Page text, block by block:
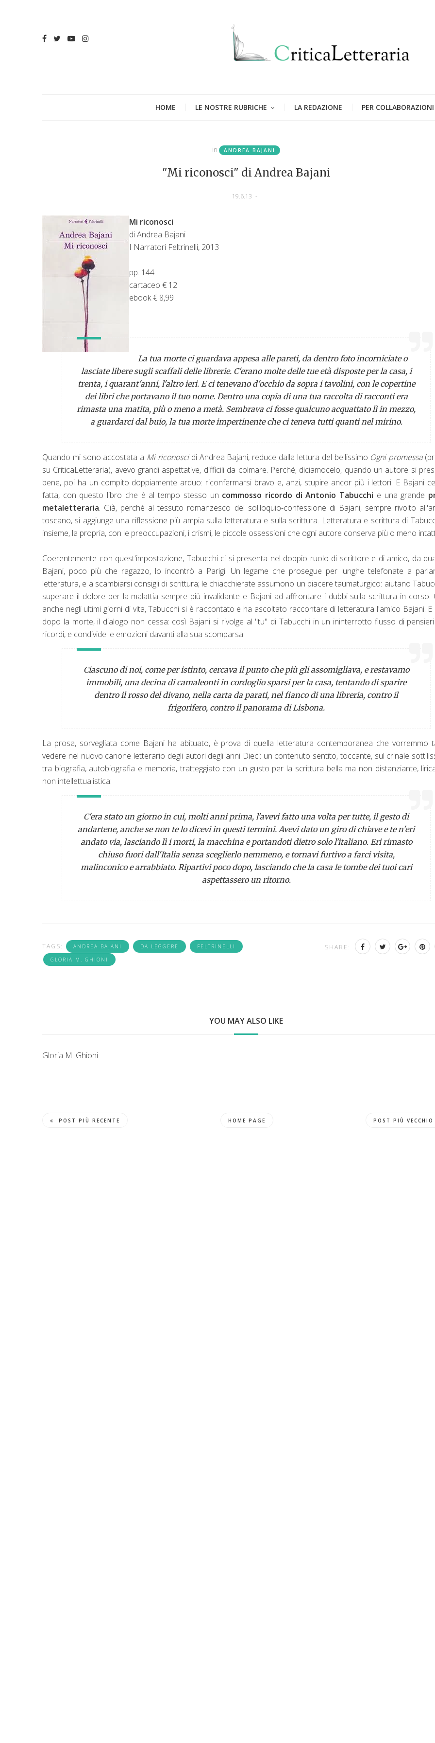
HOME LE NOSTRE RUBRICHE LA REDAZIONE PER COLLABORAZIONI
in ANDREA BAJANI
"Mi riconosci" di Andrea Bajani
19.6.13 -
Mi riconosci
di Andrea Bajani
I Narratori Feltrinelli, 2013
pp. 144
cartaceo € 12
ebook € 8,99
La tua morte ci guardava appesa alle pareti, da dentro foto incorniciate o
lasciate libere sugli scaffali delle librerie. C'erano molte delle tue età disposte per la casa, i
trenta, i quarant'anni, l'altro ieri. E ci tenevano d'occhio da sopra i tavolini, con le copertine
dei libri che portavano il tuo nome. Dentro una copia di una tua raccolta di racconti era
rimasta una matita, più o meno a metà. Sembrava ci fosse qualcuno acquattato lì in mezzo,
a guardarci dal buio, la tua morte impertinente che ci teneva tutti quanti nel mirino.
Quando mi sono accostata a Mi riconoscidi Andrea Bajani, reduce dalla lettura del bellissimo Ogni promessa
su CriticaLetteraria), avevo grandi aspettative, difficili da colmare. Perché, diciamocelo, quando un autore si
bene, poi ha un compito doppiamente arduo: riconfermarsi bravo e, anzi, stupire ancor più i lettori. E Bajani
fatta, con questo libro che è al tempo stesso un commosso ricordo di Antonio Tabucchi e una grande
metaletteraria. Già, perché al tessuto romanzesco del soliloquio-confessione di Bajani, sempre rivolto
toscano, si aggiunge una riflessione più ampia sulla letteratura e sulla scrittura. Letteratura e scrittura di
insieme, la propria, con le preoccupazioni, i crismi, le piccole ossessioni che ogni autore conserva più o meno
Coerentemente con quest'impostazione, Tabucchi ci si presenta nel doppio ruolo di scrittore e di amico, da
Bajani, poco più che ragazzo, lo incontrò a Parigi. Un legame che prosegue per lunghe telefonate a
letteratura, e a scambiarsi consigli di scrittura; le chiacchierate assumono un piacere taumaturgico: aiutano
superare il dolore per la malattia sempre più invalidante e Bajani ad affrontare i dubbi sulla scrittura in corso.
anche negli ultimi giorni di vita, Tabucchi si è raccontato e ha ascoltato raccontare di letteratura l'amico Bajani. E
dopo la morte, il dialogo non cessa: così Bajani si rivolge al "tu" di Tabucchi in un ininterrotto flusso di
ricordi, e condivide le emozioni davanti alla sua scomparsa:
Ciascuno di noi, come per istinto, cercava il punto che più gli assomigliava, e restavamo
immobili, una decina di camaleonti in cordoglio sparsi per la casa, tentando di sparire
dentro il rosso del divano, nella carta da parati, nel fianco di una libreria, contro il
frigorifero, contro il panorama di Lisbona.
La prosa, sorvegliata come Bajani ha abituato, è prova di quella letteratura contemporanea che vorremmo
vedere nel nuovo canone letterario degli autori degli anni Dieci: un contenuto sentito, toccante, sul crinale
tra biografia, autobiografia e memoria, tratteggiato con un gusto per la scrittura bella ma non distanziante,
non intellettualistica:
C'era stato un giorno in cui, molti anni prima, l'avevi fatto una volta per tutte, il gesto di
andartene, anche se non te lo dicevi in questi termini. Avevi dato un giro di chiave e te n'eri
andato via, lasciando lì i morti, la macchina e portandoti dietro solo l'italiano. Eri rimasto
chiuso fuori dall'Italia senza sceglierlo nemmeno, e tornavi furtivo a farci visita,
malinconico e arrabbiato. Ripartivi poco dopo, lasciando che la casa le tombe dei tuoi cari
aspettassero un ritorno.
TAGS: ANDREA BAJANI DA LEGGERE
FELTRINELLI
GLORIA M. GHIONI
SHARE:
YOU MAY ALSO LIKE
Gloria M. Ghioni
POST PIÙ RECENTE HOME PAGE POST PIÙ VECCHIO